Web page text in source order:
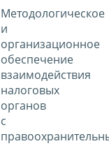
Методологическое
и
организационное
обеспечение
взаимодействия
налоговых
органов
с